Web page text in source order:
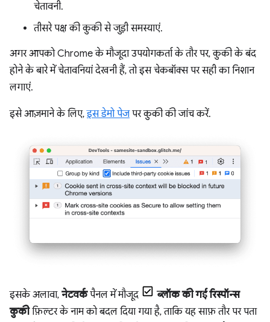
चेतावनी.
तीसरे पक्ष की कुकी से जुड़ी समस्याएं.
अगर आपको Chrome के मौजूदा उपयोगकर्ता के तौर पर, कुकी के बंद
होने के बारे में चेतावनियां देखनी हैं, तो इस चेकबॉक्स पर सही का निशान
लगाएं.
इसे आज़माने के लिए,इस डेमो पेजपर कुकी की जांच करें.
इसके अलावा, नेटवर्कपैनल में मौजूद
ब्लॉक की गई रिस्पॉन्स
कुकीफ़िल्टर के नाम को बदल दिया गया है, ताकि यह साफ़ तौर पर पता